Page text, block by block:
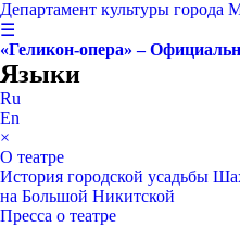
Департамент культуры города
☰
«Геликон-опера» –
Языки
Ru
En
×
О театре
История городской усадьбы
на Большой Никитской
Пресса о театре